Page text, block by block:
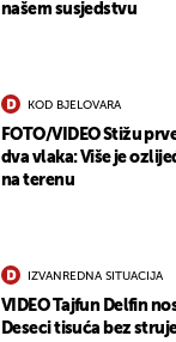
našem susjedstvu
KOD BJELOVARA
FOTO/VIDEO Stižu
dva vlaka: Više je
na terenu
IZVANREDNA SITUACIJA
VIDEO Tajfun Delfin
Deseci tisuća bez